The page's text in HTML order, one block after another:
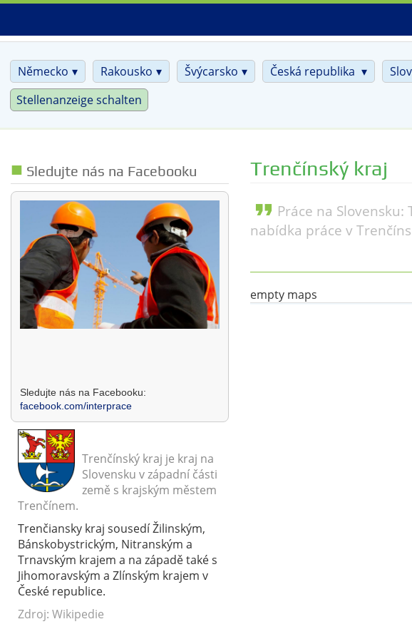
Skip
main
Německo
Rakousko Švýcarsko Česká republika
Stellenanzeige schalten
Sledujte nás na Facebooku
Sledujte nás na Facebooku:
facebook.com/interprace
Trenčínský kraj je kraj na
Slovensku v západní části
země s krajským městem
Trenčínem.
Trenčiansky kraj sousedí Žilinským,
Bánskobystrickým, Nitranským a
Trnavským krajem a na západě také s
Jihomoravským a Zlínským krajem v
České republice.
Zdroj: Wikipedie
Trenčínský kraj
format_quote Práce na
nabídka práce v
empty maps